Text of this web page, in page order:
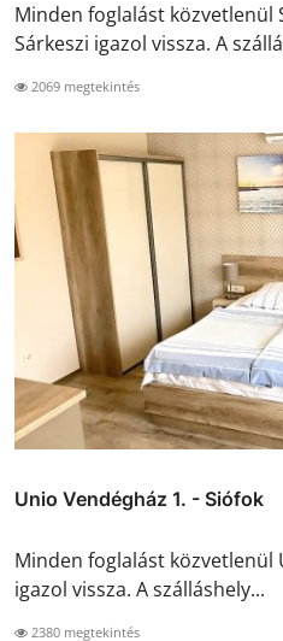
Minden foglalást közvetlenül
Sárkeszi igazol vissza. A
2069 megtekintés
Unio Vendégház 1. - Siófok
Minden foglalást közvetlenül
igazol vissza. A szálláshely...
2380 megtekintés